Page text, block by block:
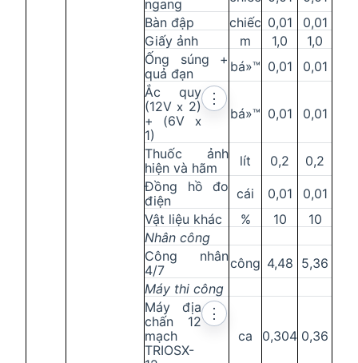
ngang
Bàn đập
chiếc 0,01
0,01
Giấy ảnh
m 1,0
1,0
Ống súng +
quả đạn
bá»™ 0,01
0,01
Ắc quy
(12V x 2)
+ (6V x
1)
⋮
bá»™ 0,01 0,01
Thuốc ảnh
hiện và hãm
lít 0,2
0,2
Đồng hồ đo
điện
cái 0,01
0,01
Vật liệu khác
% 10
10
Nhân công
Công nhân
4/7
công 4,48 5,36
Máy thi công
Máy địa
chấn 12
mạch
TRIOSX-
⋮
ca
0,304 0,36